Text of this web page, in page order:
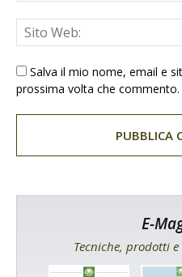
Salva il mio nome, email e
prossima volta che commento.
E-
Tecniche, prodotti